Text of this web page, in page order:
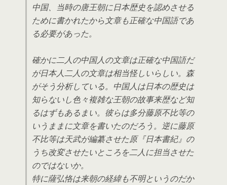
中国、当時の唐王朝に日本歴史を認めさせる
ために書かれたから文章も正確な中国語であ
る必要があった。
確かに二人の中国人の文章は正確な中国語だ
が日本人二人の文章は相当怪しいらしい。森
がそう分析している。中国人は日本の歴史は
知らないし色々複雑な王朝の故事来歴など知
るはずもあるまい。彼らは多分藤原不比等の
いうままに文章を書いたのだろう。逆に藤原
不比等は天武が編纂させた原『日本書紀』の
うち改変させたいところを二人に担当させた
のではないか。
特に薩弘恪は来朝の経緯も不明というのだか